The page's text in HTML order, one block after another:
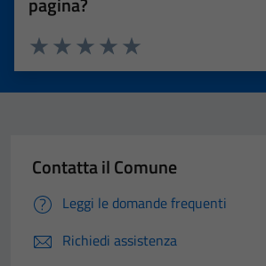
Valuta 5 stelle su 5
Valuta 4 stelle su 5
Valuta 3 stelle su 5
Valuta 2 stelle su 5
Valuta 1 stelle su 5
Contatta il Comune
Leggi le domande frequenti
Richiedi assistenza